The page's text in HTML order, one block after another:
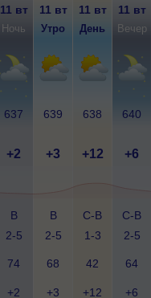
11 вт 11 вт 11 вт 11 вт
Ночь Утро День Вечер
637 639 638 640
+2 +3 +12 +6
В
2-5
В
2-5
С-В
1-3
С-В
2-5
74 68 42 64
+2 +3 +12 +6